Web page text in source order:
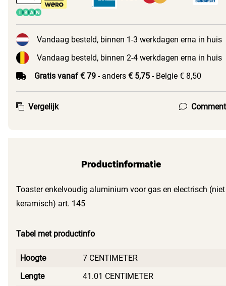
Vandaag besteld, binnen 1-3 werkdagen erna in huis
Vandaag besteld, binnen 2-4 werkdagen erna in huis
Gratis vanaf € 79 - anders € 5,75 - Belgie € 8,50
Vergelijk Comment
Productinformatie
Toaster enkelvoudig aluminium voor gas en electrisch (niet
keramisch) art. 145
Tabel met productinfo
Hoogte
7 CENTIMETER
Lengte
41.01 CENTIMETER